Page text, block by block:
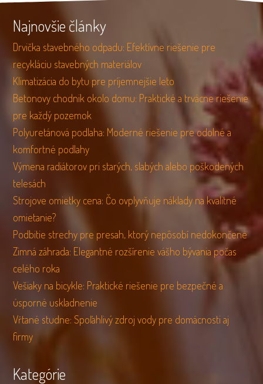
Najnovšie články
Drvička stavebného odpadu: Efektívne riešenie pre
recykláciu stavebných materiálov
Klimatizácia do bytu pre príjemnejšie leto
Betonovy chodnik okolo domu: Praktické a trvácne riešenie
pre každý pozemok
Polyuretánová podlaha: Moderné riešenie pre odolné a
komfortné podlahy
Výmena radiátorov pri starých, slabých alebo poškodených
telesách
Strojove omietky cena: Čo ovplyvňuje náklady na kvalitné
omietanie?
Podbitie strechy pre presah, ktorý nepôsobí nedokončene
Zimná záhrada: Elegantné rozšírenie vášho bývania počas
celého roka
Vešiaky na bicykle: Praktické riešenie pre bezpečné a
úsporné uskladnenie
Vŕtané studne: Spoľahlivý zdroj vody pre domácnosti aj
firmy
Kategórie